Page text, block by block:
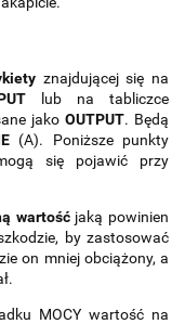
znajdującej się na
lub na tabliczce
jako OUTPUT. Będą
(A). Poniższe punkty
się pojawić przy
wartośćjaką powinien
by zastosować
on mniej obciążony, a
MOCY wartość na